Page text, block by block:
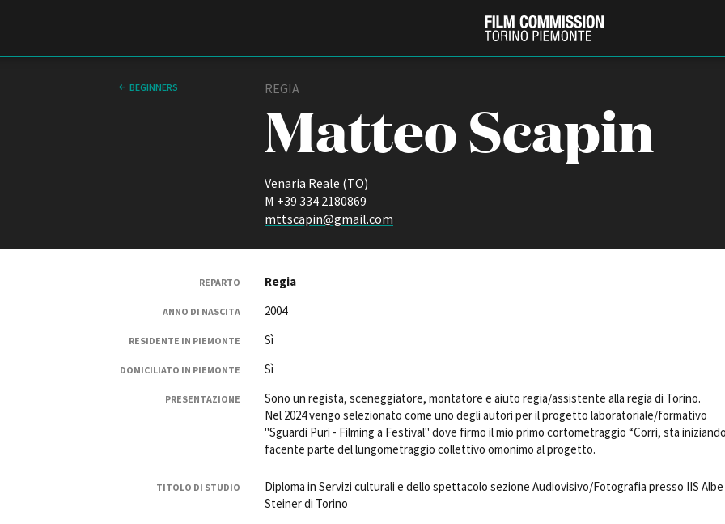
Chi siamo
Contatti
La sede
Rete regionale
Bilancio sociale
Amministrazione trasparente
Bandi e gare
Sostenibilità ambientale
SERVIZI
LOCATION GUIDE
FILM DATABASE
Mostra
Toronto
Torino
BEGINNERS REGIA
Matteo Scapin
Venaria Reale (TO)
M +39 334 2180869
mttscapin@gmail.com
REPARTO Regia
ANNO DI NASCITA 2004
RESIDENTE IN PIEMONTE Sì
DOMICILIATO IN PIEMONTE Sì
PRESENTAZIONE
Sono un regista, sceneggiatore, montatore e aiuto regia/assistente alla regia di Torino.
Nel 2024 vengo selezionato come uno degli autori per il progetto laboratoriale/formativo
"Sguardi Puri - Filming a Festival" dove firmo il mio primo cortometraggio “Corri, sta
facente parte del lungometraggio collettivo omonimo al progetto.
TITOLO DI STUDIO
Diploma in Servizi culturali e dello spettacolo sezione Audiovisivo/Fotografia presso IIS Albe
Steiner di Torino